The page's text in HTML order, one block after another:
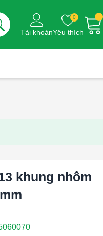
Tài khoản
0
Yêu thích
khung nhôm